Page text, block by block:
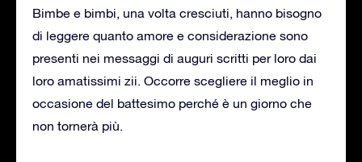
Bimbe e bimbi, una volta cresciuti, hanno bisogno
di leggere quanto amore e considerazione sono
presenti nei messaggi di auguri scritti per loro dai
loro amatissimi zii. Occorre scegliere il meglio in
occasione del battesimo perché è un giorno che
non tornerà più.